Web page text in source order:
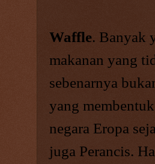
Waffle. Banyak
makanan yang
sebenarnya
yang
negara Eropa
juga Perancis.